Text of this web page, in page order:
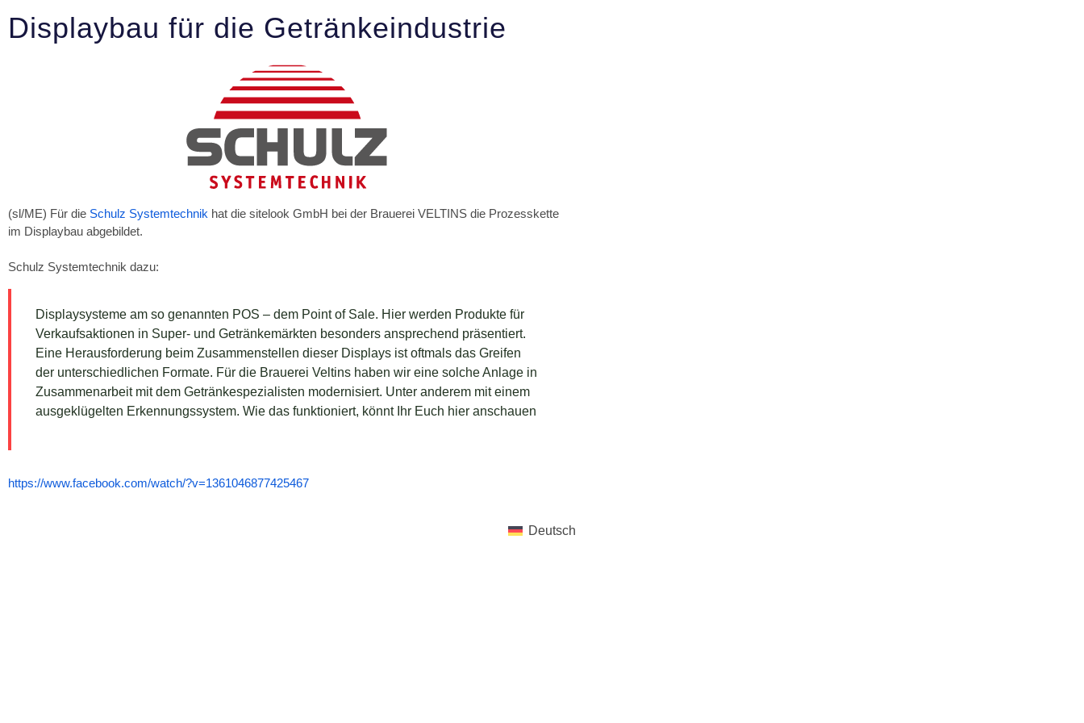
Displaybau für die Getränkeindustrie
(sl/ME) Für die Schulz Systemtechnik hat die sitelook GmbH bei der Brauerei VELTINS die Prozesskette
im Displaybau abgebildet.
Schulz Systemtechnik dazu:
Displaysysteme am so genannten POS – dem Point of Sale. Hier werden Produkte für
Verkaufsaktionen in Super- und Getränkemärkten besonders ansprechend präsentiert.
Eine Herausforderung beim Zusammenstellen dieser Displays ist oftmals das Greifen
der unterschiedlichen Formate. Für die Brauerei Veltins haben wir eine solche Anlage in
Zusammenarbeit mit dem Getränkespezialisten modernisiert. Unter anderem mit einem
ausgeklügelten Erkennungssystem. Wie das funktioniert, könnt Ihr Euch hier anschauen
https://www.facebook.com/watch/?v=1361046877425467
Deutsch